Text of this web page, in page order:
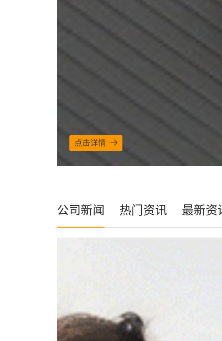
点击详情
公司新闻 热门资讯 最新资